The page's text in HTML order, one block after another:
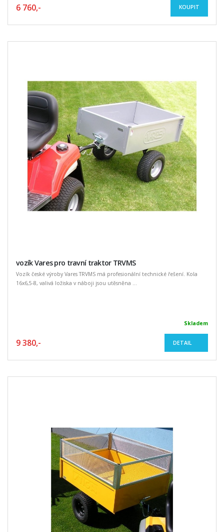
6 760,- KOUPIT
vozík Vares pro travní traktor TRVMS
Vozík české výroby Vares TRVMS má profesionální technické řešení. Kola
16x6,5-8, valivá ložiska v náboji jsou utěsněna ...
Skladem
9 380,- DETAIL